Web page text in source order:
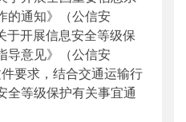
的通知》（公信安
于开展信息安全等级保
导意见》（公信安
要求，结合交通运输行
全等级保护有关事宜通